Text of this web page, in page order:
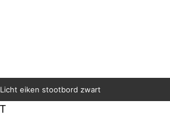
Licht eiken stootbord zwart